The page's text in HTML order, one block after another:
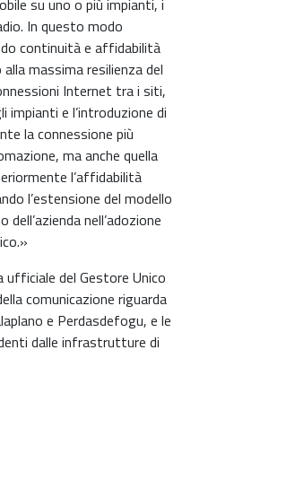
su uno o più impianti, i
In questo modo
continuità e affidabilità
massima resilienza del
Internet tra i siti,
e l’introduzione di
la connessione più
ma anche quella
l’affidabilità
l’estensione del modello
nell’adozione
del Gestore Unico
comunicazione riguarda
e Perdasdefogu, e le
dalle infrastrutture di